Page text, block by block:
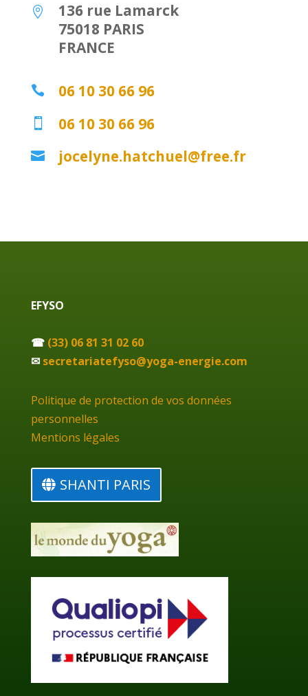

136 rue Lamarck
75018 PARIS
FRANCE
 06 10 30 66 96
 06 10 30 66 96
 jocelyne.hatchuel@free.fr
EFYSO
☎ (33) 06 81 31 02 60
✉ secretariatefyso@yoga-energie.com
Politique de protection de vos données
personnelles
Mentions légales
SHANTI PARIS